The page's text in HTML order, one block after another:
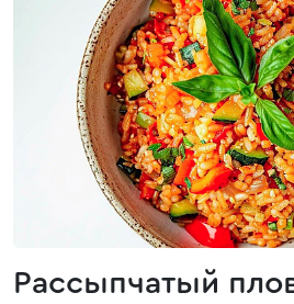
Рассыпчатый